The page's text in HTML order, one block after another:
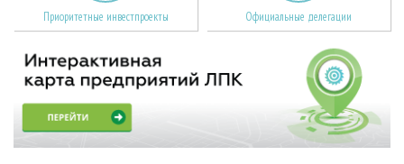
Приоритетные инвестпроекты Официальные делегации